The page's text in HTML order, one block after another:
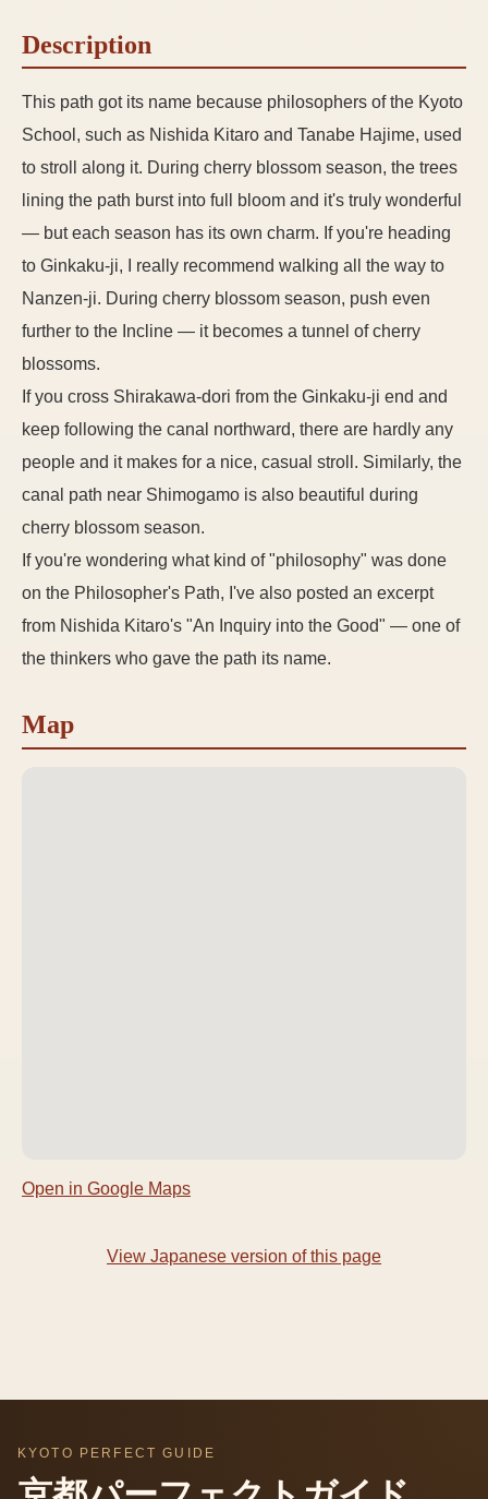
Description
This path got its name because philosophers of the Kyoto
School, such as Nishida Kitaro and Tanabe Hajime, used
to stroll along it. During cherry blossom season, the trees
lining the path burst into full bloom and it's truly wonderful
— but each season has its own charm. If you're heading
to Ginkaku-ji, I really recommend walking all the way to
Nanzen-ji. During cherry blossom season, push even
further to the Incline — it becomes a tunnel of cherry
blossoms.
If you cross Shirakawa-dori from the Ginkaku-ji end and
keep following the canal northward, there are hardly any
people and it makes for a nice, casual stroll. Similarly, the
canal path near Shimogamo is also beautiful during
cherry blossom season.
If you're wondering what kind of "philosophy" was done
on the Philosopher's Path, I've also posted an excerpt
from Nishida Kitaro's "An Inquiry into the Good" — one of
the thinkers who gave the path its name.
Map
Open in Google Maps
View Japanese version of this page
KYOTO PERFECT GUIDE